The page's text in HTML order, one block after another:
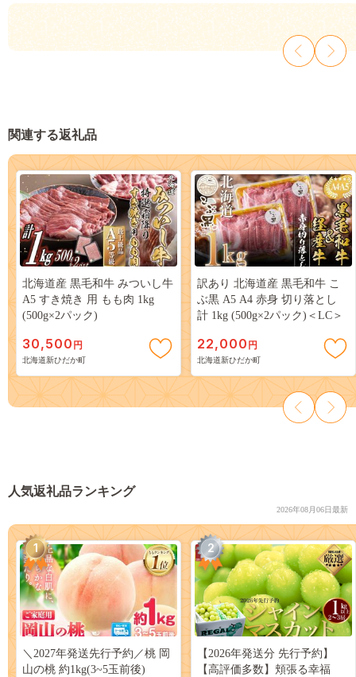
関連する返礼品
北海道産 黒毛和牛 みついし牛
A5 すき焼き 用 もも肉 1kg
(500g×2パック)
30,500 円
北海道新ひだか町
訳あり 北海道産 黒毛和牛 こ
ぶ黒 A5 A4 赤身 切り落とし
計 1kg (500g×2パック)＜LC＞
22,000 円
北海道新ひだか町
人気返礼品ランキング
2026年08月06日最新
1
＼2027年発送先行予約／桃 岡
山の桃 約1kg(3~5玉前後)
2
【2026年発送分 先行予約】
【高評価多数】頬張る幸福